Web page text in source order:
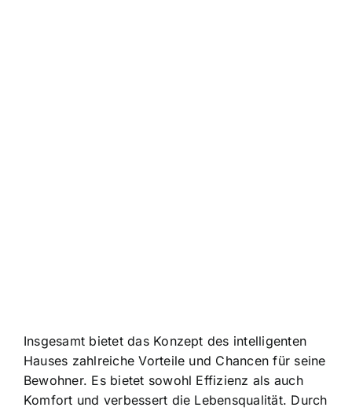
Insgesamt bietet das Konzept des intelligenten
Hauses zahlreiche Vorteile und Chancen für seine
Bewohner. Es bietet sowohl Effizienz als auch
Komfort und verbessert die Lebensqualität. Durch